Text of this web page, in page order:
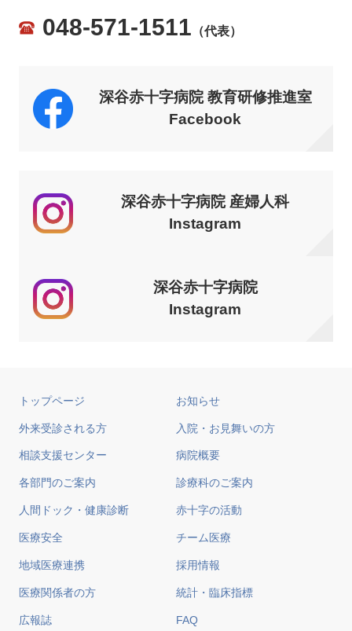
048-571-1511 （代表）
深谷赤十字病院 教育研修推進室
Facebook
深谷赤十字病院 産婦人科
Instagram
深谷赤十字病院
Instagram
トップページ お知らせ
外来受診される方 入院・お見舞いの方
相談支援センター 病院概要
各部門のご案内 診療科のご案内
人間ドック・健康診断 赤十字の活動
医療安全 チーム医療
地域医療連携 採用情報
医療関係者の方 統計・臨床指標
広報誌 FAQ